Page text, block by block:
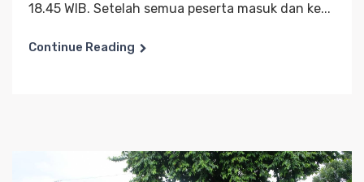
18.45 WIB. Setelah semua peserta masuk dan ke...
Continue Reading